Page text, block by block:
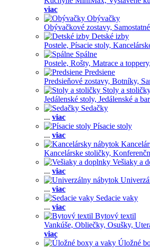
viac
Obývačky
Obývačkové zostavy,
Detské izby
Postele, Písacie stoly,
Spálne
Postele, Rošty, Matrace a toppery,
Predsiene
Predsieňové zostavy, Botníky,
Stoly a
Jedálenské stoly, Jedálenské a
Sedačky
... viac
Písacie stoly
... viac
Kancelárske stoličky,
Vešiaky a
... viac
... viac
Sedacie vaky
... viac
Bytový textil
Vankúše, Obliečky, Osušky,
viac
Úložné